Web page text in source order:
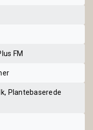
FM
Plantebaserede